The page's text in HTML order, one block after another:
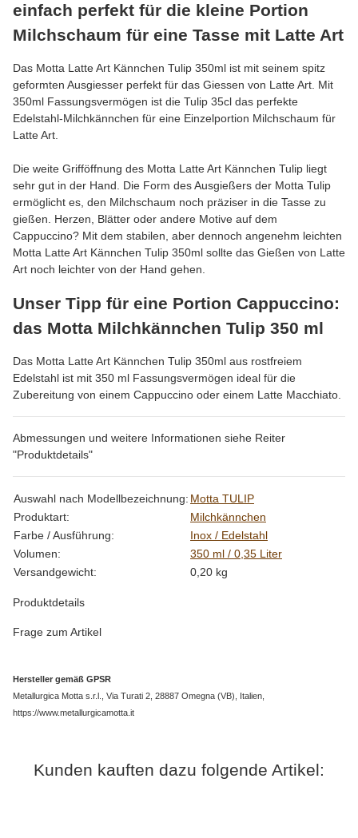
einfach perfekt für die kleine Portion
Milchschaum für eine Tasse mit Latte Art
Das Motta Latte Art Kännchen Tulip 350ml ist mit seinem spitz
geformten Ausgiesser perfekt für das Giessen von Latte Art. Mit
350ml Fassungsvermögen ist die Tulip 35cl das perfekte
Edelstahl-Milchkännchen für eine Einzelportion Milchschaum für
Latte Art.
Die weite Grifföffnung des Motta Latte Art Kännchen Tulip liegt
sehr gut in der Hand. Die Form des Ausgießers der Motta Tulip
ermöglicht es, den Milchschaum noch präziser in die Tasse zu
gießen. Herzen, Blätter oder andere Motive auf dem
Cappuccino? Mit dem stabilen, aber dennoch angenehm leichten
Motta Latte Art Kännchen Tulip 350ml sollte das Gießen von Latte
Art noch leichter von der Hand gehen.
Unser Tipp für eine Portion Cappuccino:
das Motta Milchkännchen Tulip 350 ml
Das Motta Latte Art Kännchen Tulip 350ml aus rostfreiem
Edelstahl ist mit 350 ml Fassungsvermögen ideal für die
Zubereitung von einem Cappuccino oder einem Latte Macchiato.
Abmessungen und weitere Informationen siehe Reiter
"Produktdetails"
Produkteigenschaft
Wert
Auswahl nach Modellbezeichnung: Motta TULIP
Produktart:
Milchkännchen
Farbe / Ausführung:
Inox / Edelstahl
Volumen:
350 ml / 0,35 Liter
Versandgewicht:
0,20 kg
Produktdetails
Frage zum Artikel
Hersteller gemäß GPSR
Metallurgica Motta s.r.l., Via Turati 2, 28887 Omegna (VB), Italien,
https://www.metallurgicamotta.it
Kunden kauften dazu folgende Artikel: